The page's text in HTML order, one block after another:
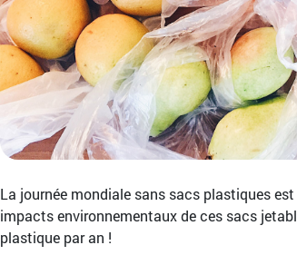
La journée mondiale sans sacs plastiques
impacts environnementaux de ces sacs
plastique par an !